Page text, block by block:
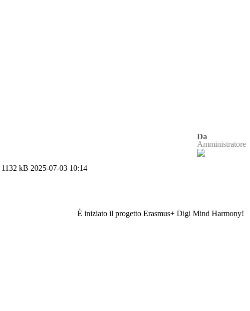
Da
Amministratore
1132 kB 2025-07-03 10:14
È iniziato il progetto Erasmus+ Digi Mind Harmony!